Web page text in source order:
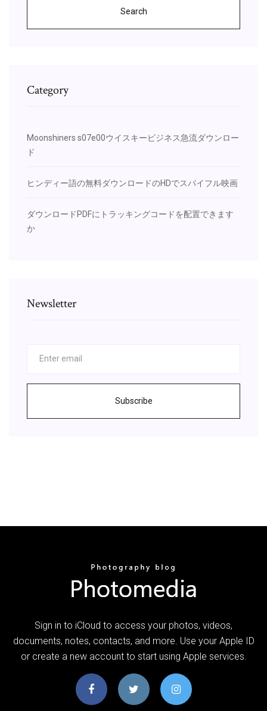
Search
Category
Moonshiners s07e00ウイスキービジネス急流ダウンロー
ド
ヒンディー語の無料ダウンロードのHDでスパイフル映画
ダウンロードPDFにトラッキングコードを配置できます
か
Newsletter
Subscribe
Sign in to iCloud to access your photos, videos,
documents, notes, contacts, and more. Use your Apple ID
or create a new account to start using Apple services.